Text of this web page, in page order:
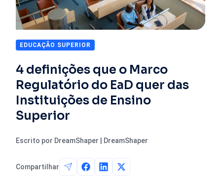
EDUCAÇÃO SUPERIOR
4 definições que o Marco
Regulatório do EaD quer das
Instituições de Ensino
Superior
Escrito por DreamShaper | DreamShaper
Compartilhar